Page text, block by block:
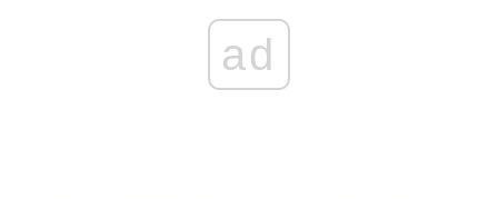
ad